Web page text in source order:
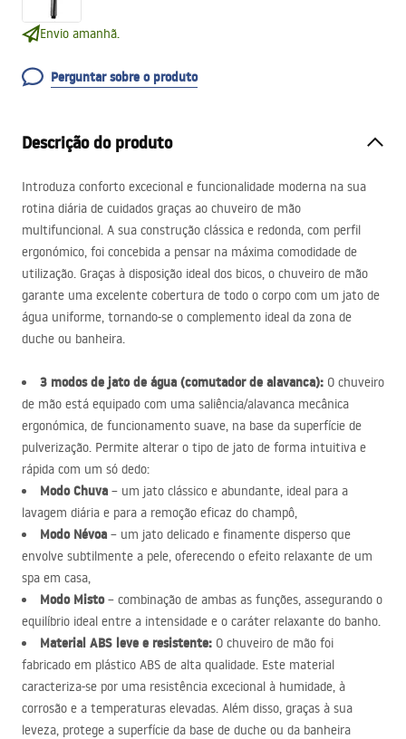
Envio amanhã.
Perguntar sobre o produto
Descrição do produto
Introduza conforto excecional e funcionalidade moderna na sua
rotina diária de cuidados graças ao chuveiro de mão
multifuncional. A sua construção clássica e redonda, com perfil
ergonómico, foi concebida a pensar na máxima comodidade de
utilização. Graças à disposição ideal dos bicos, o chuveiro de mão
garante uma excelente cobertura de todo o corpo com um jato de
água uniforme, tornando-se o complemento ideal da zona de
duche ou banheira.
3 modos de jato de água (comutador de alavanca): O chuveiro
de mão está equipado com uma saliência/alavanca mecânica
ergonómica, de funcionamento suave, na base da superfície de
pulverização. Permite alterar o tipo de jato de forma intuitiva e
rápida com um só dedo:
Modo Chuva – um jato clássico e abundante, ideal para a
lavagem diária e para a remoção eficaz do champô,
Modo Névoa – um jato delicado e finamente disperso que
envolve subtilmente a pele, oferecendo o efeito relaxante de um
spa em casa,
Modo Misto– combinação de ambas as funções, assegurando o
equilíbrio ideal entre a intensidade e o caráter relaxante do banho.
Material ABS leve e resistente: O chuveiro de mão foi
fabricado em plástico ABS de alta qualidade. Este material
caracteriza-se por uma resistência excecional à humidade, à
corrosão e a temperaturas elevadas. Além disso, graças à sua
leveza, protege a superfície da base de duche ou da banheira